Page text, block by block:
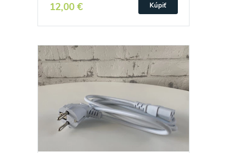
12,00 € Kúpiť